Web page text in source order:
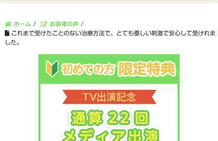
ホーム / お客様の声 /
これまで受けたことのない治療方法で、とても優しい刺激で安心して受けれま
した。